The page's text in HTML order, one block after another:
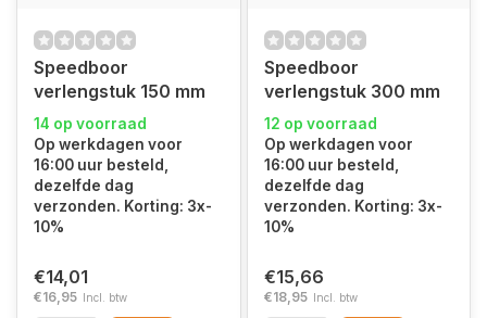
Speedboor
verlengstuk 150 mm
14 op voorraad
Op werkdagen voor
16:00 uur besteld,
dezelfde dag
verzonden. Korting: 3x-
10%
€14,01
€16,95 Incl. btw
Speedboor
verlengstuk 300 mm
12 op voorraad
Op werkdagen voor
16:00 uur besteld,
dezelfde dag
verzonden. Korting: 3x-
10%
€15,66
€18,95 Incl. btw